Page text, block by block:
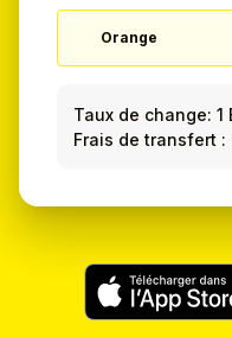
Orange
Taux de change: 1
Frais de transfert :